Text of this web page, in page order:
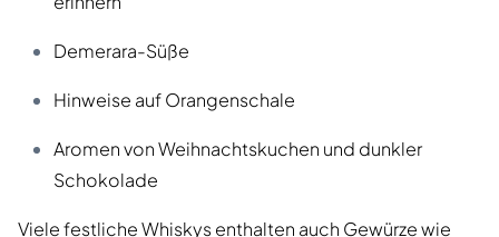
Demerara-Süße
Hinweise auf Orangenschale
Aromen von Weihnachtskuchen und dunkler
Schokolade
Viele festliche Whiskys enthalten auch Gewürze wie